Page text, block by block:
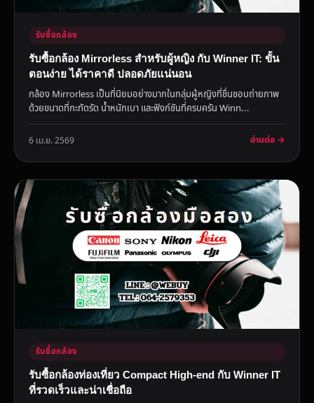
รับซื้อกล้อง
รับซื้อกล้อง Mirrorless สำหรับผู้หญิง กับ Winner IT: ขั้น
ตอนง่าย ได้ราคาดี ปลอดภัยแน่นอน
กล้อง Mirrorless เป็นที่นิยมอย่างมากในกลุ่มผู้หญิงที่ชื่นชอบถ่ายภาพ
ด้วยขนาดที่กะทัดรัด น้ำหนักเบา และฟังก์ชันที่ครบครัน Winn...
6 เม.ย. 2569 อ่านต่อ →
รับซื้อกล้อง
รับซื้อกล้องท่องเที่ยว Compact High-end กับ Winner IT
ที่รวดเร็วและน่าเชื่อถือ